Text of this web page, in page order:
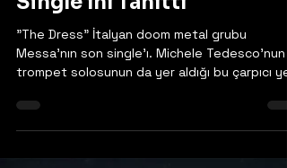
9 Mar 2025
Messa - 'The Dress'